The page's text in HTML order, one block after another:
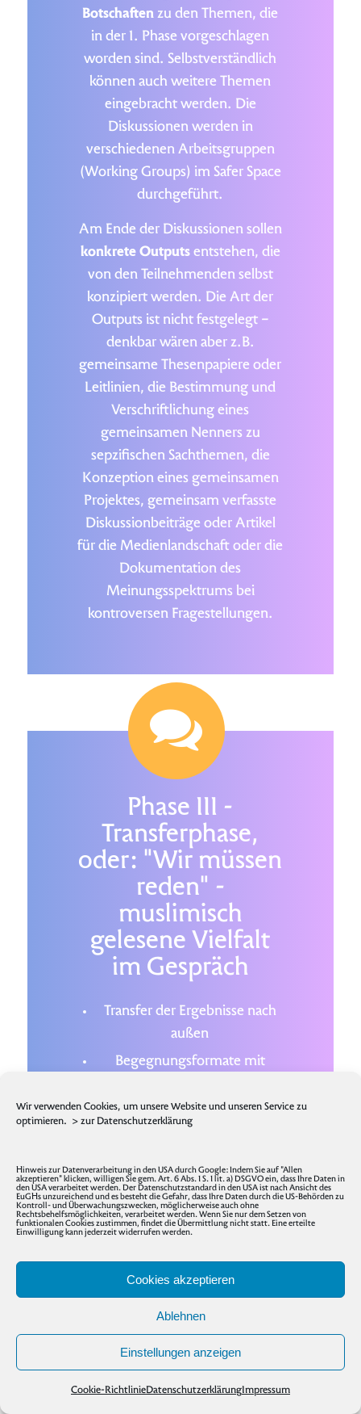
Wir verwenden Cookies, um unsere Website und unseren Service zu
optimieren. > zur Datenschutzerklärung
Hinweis zur Datenverarbeitung in den USA durch Google: Indem Sie auf "Allen
akzeptieren" klicken, willigen Sie gem. Art. 6 Abs. 1 S. 1 lit. a) DSGVO ein, dass Ihre Daten in
den USA verarbeitet werden. Der Datenschutzstandard in den USA ist nach Ansicht des
EuGHs unzureichend und es besteht die Gefahr, dass Ihre Daten durch die US-Behörden zu
Kontroll- und Überwachungszwecken, möglicherweise auch ohne
Rechtsbehelfsmöglichkeiten, verarbeitet werden. Wenn Sie nur dem Setzen von
funktionalen Cookies zustimmen, findet die Übermittlung nicht statt. Eine erteilte
Einwilligung kann jederzeit widerrufen werden.
Cookies akzeptieren
Ablehnen
Einstellungen anzeigen
Cookie-RichtlinieDatenschutzerklärungImpressum
Botschaften zu den Themen, die
in der 1. Phase vorgeschlagen
worden sind. Selbstverständlich
können auch weitere Themen
eingebracht werden. Die
Diskussionen werden in
verschiedenen Arbeitsgruppen
(Working Groups) im Safer Space
durchgeführt.
Am Ende der Diskussionen sollen
konkrete Outputsentstehen, die
von den Teilnehmenden selbst
konzipiert werden. Die Art der
Outputs ist nicht festgelegt –
denkbar wären aber z.B.
gemeinsame Thesenpapiere oder
Leitlinien, die Bestimmung und
Verschriftlichung eines
gemeinsamen Nenners zu
sepzifischen Sachthemen, die
Konzeption eines gemeinsamen
Projektes, gemeinsam verfasste
Diskussionbeiträge oder Artikel
für die Medienlandschaft oder die
Dokumentation des
Meinungsspektrums bei
kontroversen Fragestellungen.
Phase III -
Transferphase,
oder: "Wir müssen
reden" -
muslimisch
gelesene Vielfalt
im Gespräch
Transfer der Ergebnisse nach
außen
Begegnungsformate mit
Medienschaffenden
In dieser Phase ist es geplant, nach
außen zu treten. Die erarbeiteten
Produkte sollen in
diskursmächtigen AkteurInnen
(v.a. ParlamentarierInnen und
Medienschaffende)
zusammengebracht werden. Die
Formate dieserAustauschtreffen